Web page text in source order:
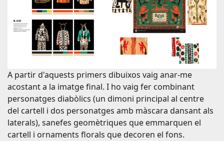
A partir d'aquests primers dibuixos vaig anar-me
acostant a la imatge final. I ho vaig fer combinant
personatges diabòlics (un dimoni principal al centre
del cartell i dos personatges amb màscara dansant als
laterals), sanefes geomètriques que emmarquen el
cartell i ornaments florals que decoren el fons.